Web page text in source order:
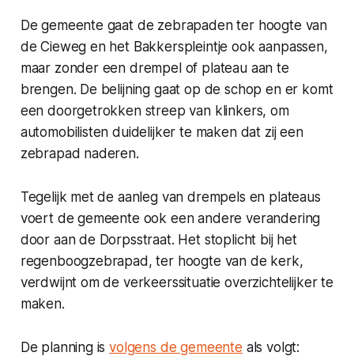
De gemeente gaat de zebrapaden ter hoogte van
de Cieweg en het Bakkerspleintje ook aanpassen,
maar zonder een drempel of plateau aan te
brengen. De belijning gaat op de schop en er komt
een doorgetrokken streep van klinkers, om
automobilisten duidelijker te maken dat zij een
zebrapad naderen.
Tegelijk met de aanleg van drempels en plateaus
voert de gemeente ook een andere verandering
door aan de Dorpsstraat. Het stoplicht bij het
regenboogzebrapad, ter hoogte van de kerk,
verdwijnt om de verkeerssituatie overzichtelijker te
maken.
De planning isvolgens de gemeente als volgt: